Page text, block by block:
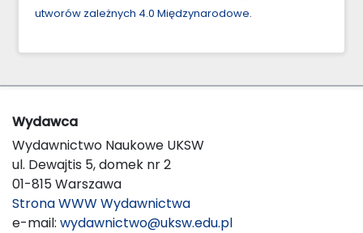
utworów zależnych 4.0 Międzynarodowe.
Wydawca
Wydawnictwo Naukowe UKSW
ul. Dewajtis 5, domek nr 2
01-815 Warszawa
Strona WWW Wydawnictwa
e-mail: wydawnictwo@uksw.edu.pl